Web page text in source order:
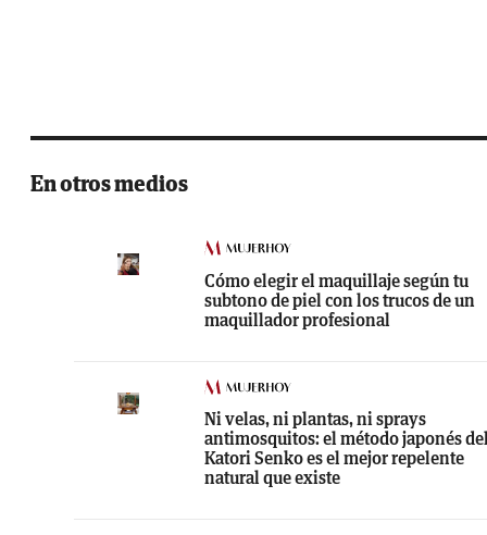
En otros medios
Cómo elegir el maquillaje según tu
subtono de piel con los trucos de un
maquillador profesional
Ni velas, ni plantas, ni sprays
antimosquitos: el método japonés
Katori Senko es el mejor repelente
natural que existe